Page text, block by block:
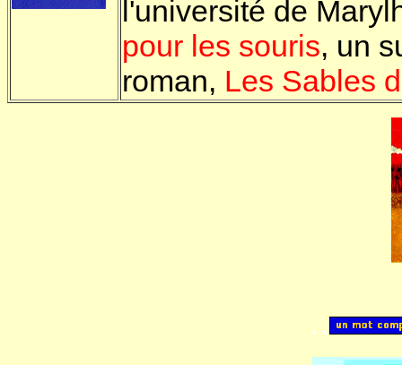
l'université de
pour les souris, un
roman, Les Sables
..